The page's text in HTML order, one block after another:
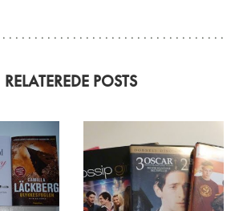
RELATEREDE POSTS